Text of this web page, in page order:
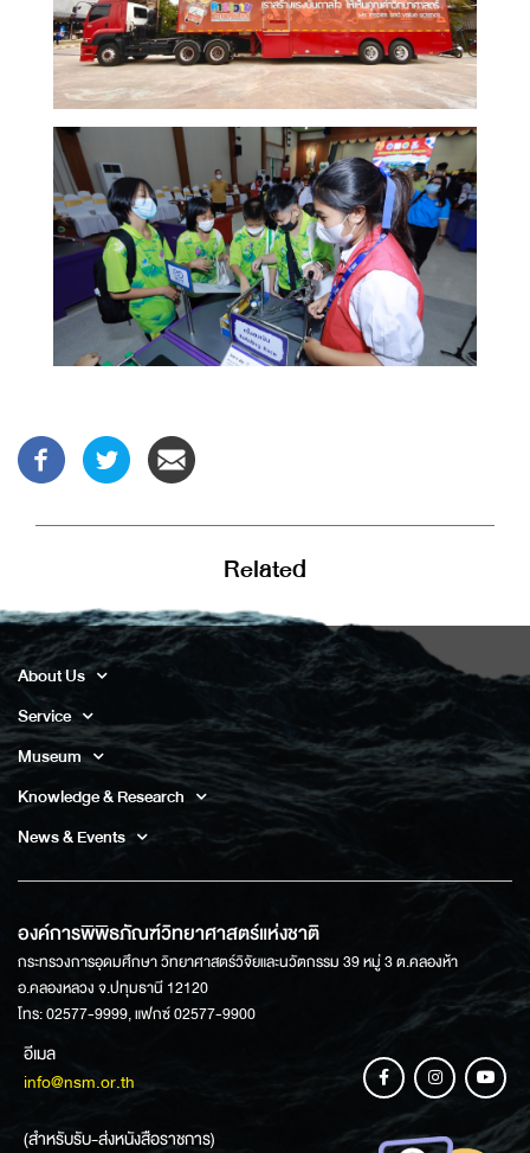
Related
About Us
Service
Museum
Knowledge & Research
News & Events
องค์การพิพิธภัณฑ์วิทยาศาสตร์แห่งชาติ
กระทรวงการอุดมศึกษา วิทยาศาสตร์วิจัยและนวัตกรรม 39 หมู่ 3 ต.คลองห้า
อ.คลองหลวง จ.ปทุมธานี 12120
โทร: 02577-9999, แฟกซ์ 02577-9900
อีเมล
info@nsm.or.th
(สำหรับรับ-ส่งหนังสือราชการ)